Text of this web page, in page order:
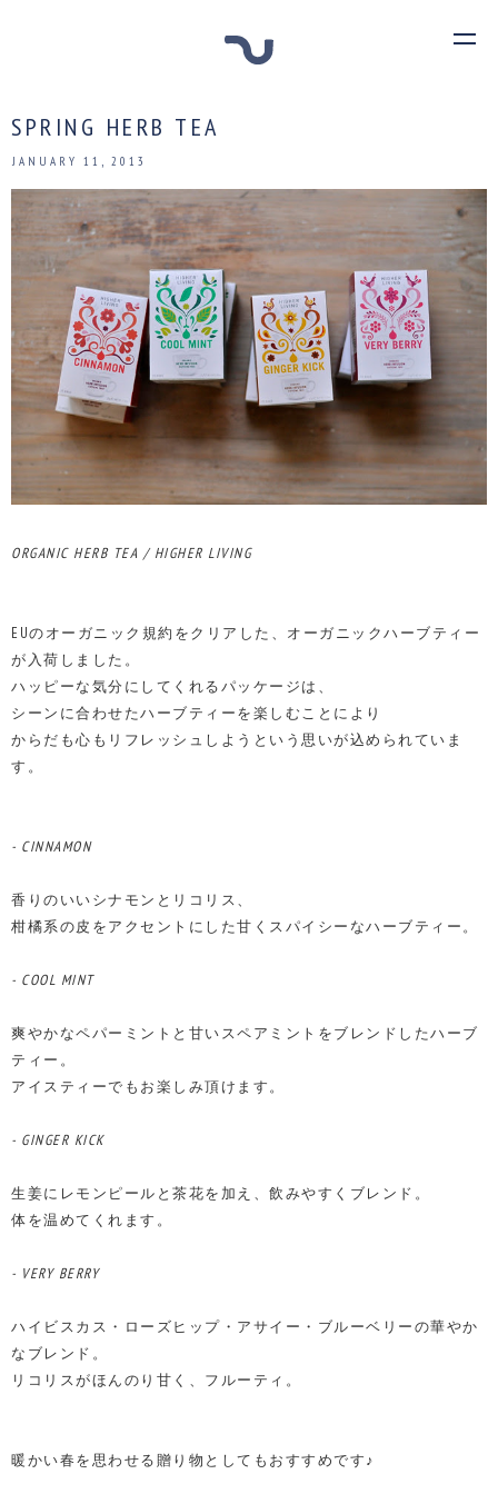
SPRING HERB TEA
JANUARY 11, 2013
ORGANIC HERB TEA / HIGHER LIVING
EUのオーガニック規約をクリアした、オーガニックハーブティー
が入荷しました。
ハッピーな気分にしてくれるパッケージは、
シーンに合わせたハーブティーを楽しむことにより
からだも心もリフレッシュしようという思いが込められていま
す。
- CINNAMON
香りのいいシナモンとリコリス、
柑橘系の皮をアクセントにした甘くスパイシーなハーブティー。
- COOL MINT
爽やかなペパーミントと甘いスペアミントをブレンドしたハーブ
ティー。
アイスティーでもお楽しみ頂けます。
- GINGER KICK
生姜にレモンピールと茶花を加え、飲みやすくブレンド。
体を温めてくれます。
- VERY BERRY
ハイビスカス・ローズヒップ・アサイー・ブルーベリーの華やか
なブレンド。
リコリスがほんのり甘く、フルーティ。
暖かい春を思わせる贈り物としてもおすすめです♪